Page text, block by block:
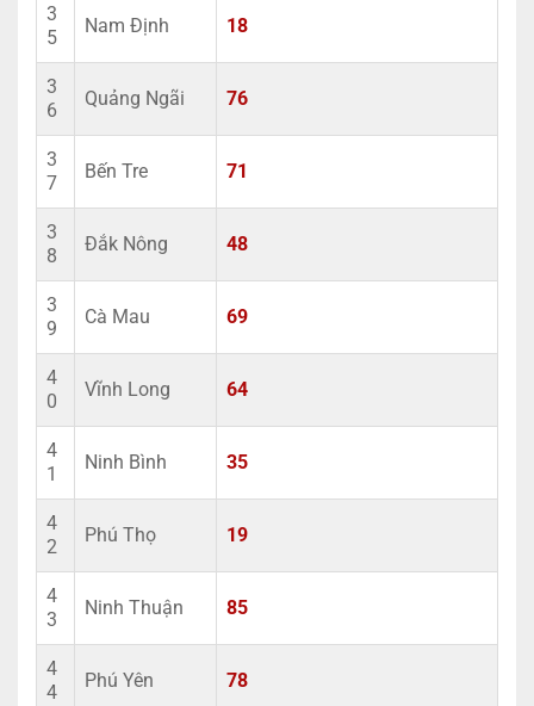
3
5
Nam Định 18
3
6
Quảng Ngãi 76
3
7
Bến Tre 71
3
8
Đắk Nông 48
3
9
Cà Mau 69
4
0
Vĩnh Long 64
4
1
Ninh Bình 35
4
2
Phú Thọ 19
4
3
Ninh Thuận 85
4
4
Phú Yên 78